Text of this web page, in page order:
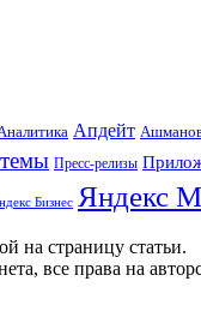
Апдейт
Пресс-релизы
Бизнес Яндекс
на страницу статьи.
все права на